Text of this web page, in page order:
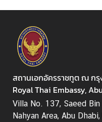
า
ย
แ
ร
ง
ง
า
น
สถานเอกอัครราชทูต ณ กรุ
Royal Thai Embassy,
Villa No. 137, Saeed
Nahyan Area, Abu